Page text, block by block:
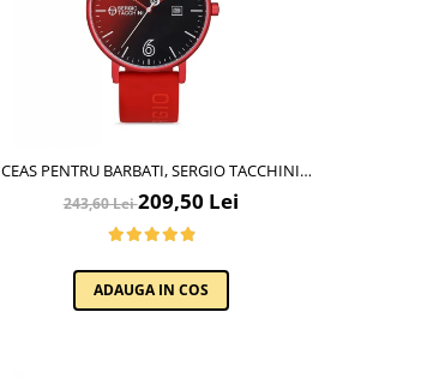
CEAS PENTRU BARBATI, SERGIO TACCHINI
STREAMLINE, ST.1.10116.1
243,60 Lei209,50 Lei
ADAUGA IN COS